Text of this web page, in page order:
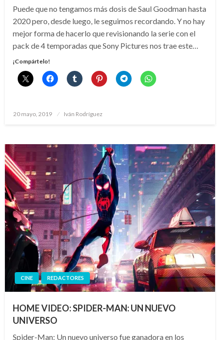
Puede que no tengamos más dosis de Saul Goodman hasta
2020 pero, desde luego, le seguimos recordando. Y no hay
mejor forma de hacerlo que revisionando la serie con el
pack de 4 temporadas que Sony Pictures nos trae este…
¡Compártelo!
Publicado
20 mayo, 2019 Iván Rodríguez
CINE REDACTORES
HOME VIDEO: SPIDER-MAN: UN NUEVO
UNIVERSO
Spider-Man: Un nuevo universo fue ganadora en los